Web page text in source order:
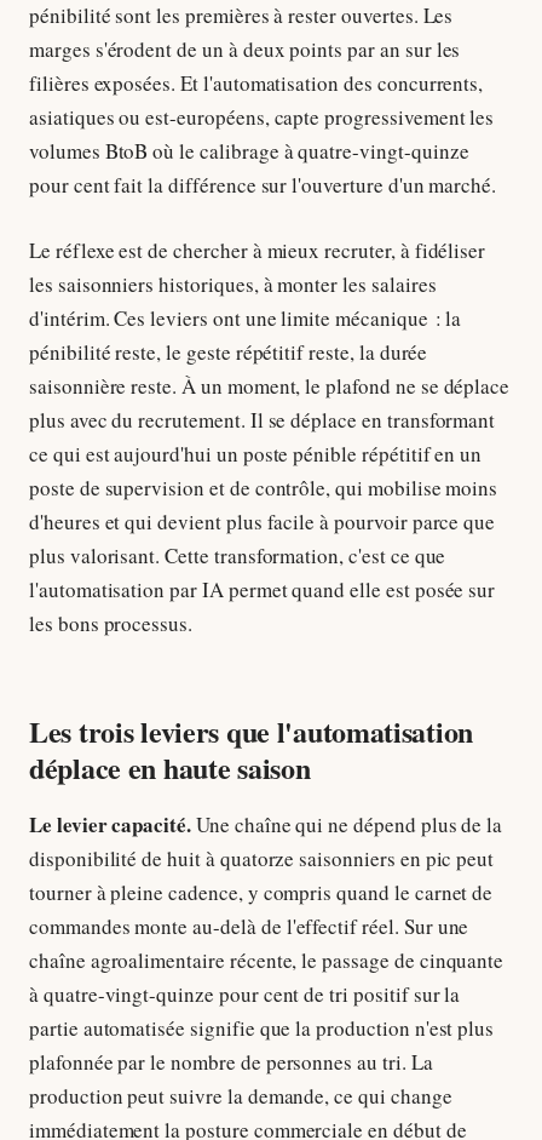
pénibilité sont les premières à rester ouvertes. Les
marges s'érodent de un à deux points par an sur les
filières exposées. Et l'automatisation des concurrents,
asiatiques ou est-européens, capte progressivement les
volumes BtoB où le calibrage à quatre-vingt-quinze
pour cent fait la différence sur l'ouverture d'un marché.
Le réflexe est de chercher à mieux recruter, à fidéliser
les saisonniers historiques, à monter les salaires
d'intérim. Ces leviers ont une limite mécanique : la
pénibilité reste, le geste répétitif reste, la durée
saisonnière reste. À un moment, le plafond ne se déplace
plus avec du recrutement. Il se déplace en transformant
ce qui est aujourd'hui un poste pénible répétitif en un
poste de supervision et de contrôle, qui mobilise moins
d'heures et qui devient plus facile à pourvoir parce que
plus valorisant. Cette transformation, c'est ce que
l'automatisation par IA permet quand elle est posée sur
les bons processus.
Les trois leviers que l'automatisation
déplace en haute saison
Le levier capacité.Une chaîne qui ne dépend plus de la
disponibilité de huit à quatorze saisonniers en pic peut
tourner à pleine cadence, y compris quand le carnet de
commandes monte au-delà de l'effectif réel. Sur une
chaîne agroalimentaire récente, le passage de cinquante
à quatre-vingt-quinze pour cent de tri positif sur la
partie automatisée signifie que la production n'est plus
plafonnée par le nombre de personnes au tri. La
production peut suivre la demande, ce qui change
immédiatement la posture commerciale en début de